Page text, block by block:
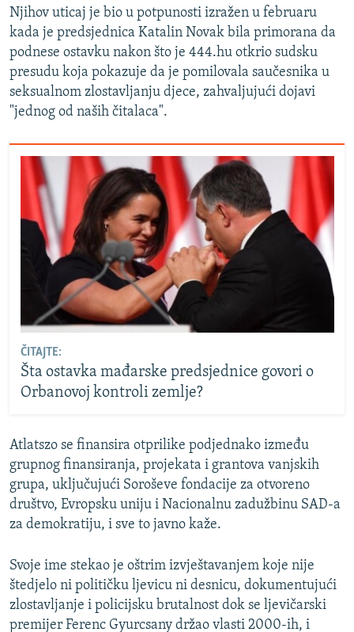
Njihov uticaj je bio u potpunosti izražen u februaru
kada je predsjednica Katalin Novak bila primorana da
podnese ostavku nakon što je 444.hu otkrio sudsku
presudu koja pokazuje da je pomilovala saučesnika u
seksualnom zlostavljanju djece, zahvaljujući dojavi
"jednog od naših čitalaca".
ČITAJTE:
Šta ostavka mađarske predsjednice govori o
Orbanovoj kontroli zemlje?
Atlatszo se finansira otprilike podjednako između
grupnog finansiranja, projekata i grantova vanjskih
grupa, uključujući Soroševe fondacije za otvoreno
društvo, Evropsku uniju i Nacionalnu zadužbinu SAD-a
za demokratiju, i sve to javno kaže.
Svoje ime stekao je oštrim izvještavanjem koje nije
štedjelo ni političku ljevicu ni desnicu, dokumentujući
zlostavljanje i policijsku brutalnost dok se ljevičarski
premijer Ferenc Gyurcsany držao vlasti 2000-ih, i